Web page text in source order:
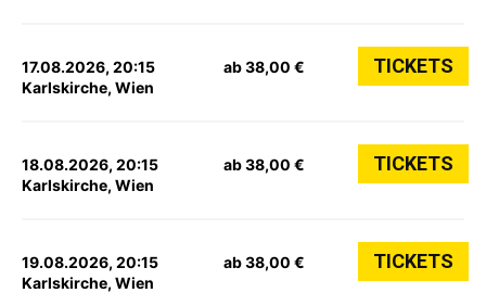
17.08.2026, 20:15
Karlskirche, Wien
ab 38,00 € TICKETS
18.08.2026, 20:15
Karlskirche, Wien
ab 38,00 € TICKETS
19.08.2026, 20:15
Karlskirche, Wien
ab 38,00 € TICKETS